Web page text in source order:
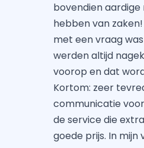
bovendien
hebben van
met een vraag
werden altijd
voorop en dat
Kortom: zeer
communicatie
de service die
goede prijs. In